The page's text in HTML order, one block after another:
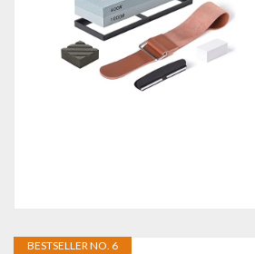
BESTSELLER NO. 6